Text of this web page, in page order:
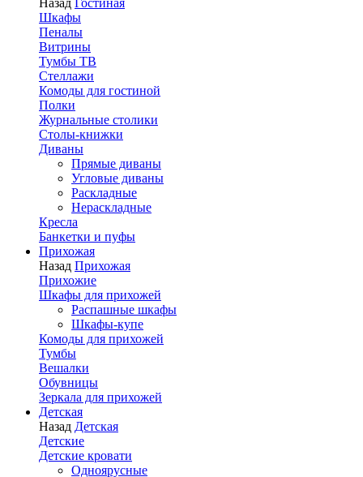
Назад Гостиная
Шкафы
Пеналы
Витрины
Тумбы ТВ
Стеллажи
Комоды для гостиной
Полки
Журнальные столики
Столы-книжки
Диваны
Прямые диваны
Угловые диваны
Раскладные
Нераскладные
Кресла
Банкетки и пуфы
Прихожая
Назад Прихожая
Прихожие
Шкафы для прихожей
Распашные шкафы
Шкафы-купе
Комоды для прихожей
Тумбы
Вешалки
Обувницы
Зеркала для прихожей
Детская
Назад Детская
Детские
Детские кровати
Одноярусные